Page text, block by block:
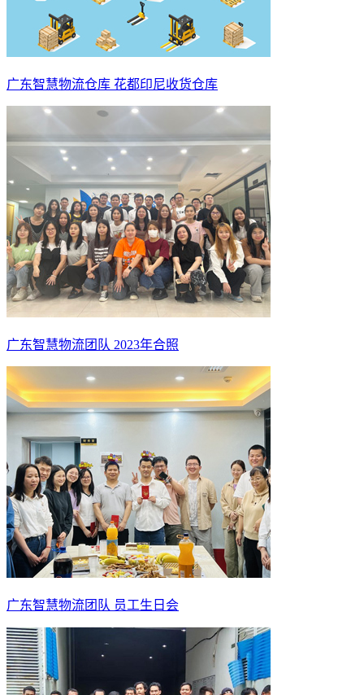
广东智慧物流仓库 花都印尼收货仓库
广东智慧物流团队 2023年合照
广东智慧物流团队 员工生日会